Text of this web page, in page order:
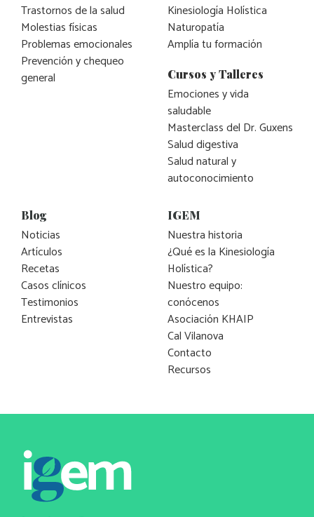
Trastornos de la salud
Molestias físicas
Problemas emocionales
Prevención y chequeo
general
Kinesiología Holística
Naturopatía
Amplía tu formación
Cursos y Talleres
Emociones y vida
saludable
Masterclass del Dr. Guxens
Salud digestiva
Salud natural y
autoconocimiento
Blog
Noticias
Artículos
Recetas
Casos clínicos
Testimonios
Entrevistas
IGEM
Nuestra historia
¿Qué es la Kinesiología
Holística?
Nuestro equipo:
conócenos
Asociación KHAIP
Cal Vilanova
Contacto
Recursos